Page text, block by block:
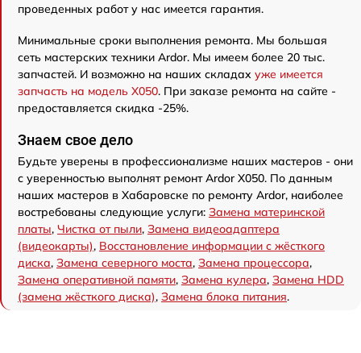
проведенных работ у нас имеется гарантия.
Минимальные сроки выполнения ремонта. Мы большая
сеть мастерских техники Ardor. Мы имеем более 20 тыс.
запчастей. И возможно на наших складах уже имеется
запчасть на модель X050. При заказе ремонта на сайте -
предоставляется скидка -25%.
Знаем свое дело
Будьте уверены в профессионализме наших мастеров - они
с уверенностью выполнят ремонт Ardor X050. По данным
наших мастеров в Хабаровске по ремонту Ardor, наиболее
востребованы следующие услуги: Замена материнской
платы, Чистка от пыли, Замена видеоадаптера
(видеокарты), Восстановление информации с жёсткого
диска, Замена северного моста, Замена процессора,
Замена оперативной памяти, Замена кулера, Замена HDD
(замена жёсткого диска), Замена блока питания.